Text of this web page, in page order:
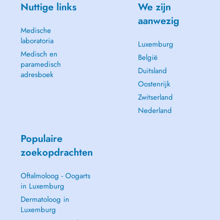
Nuttige links
Medische
laboratoria
Medisch en
paramedisch
adresboek
We zijn
aanwezig
Luxemburg
België
Duitsland
Oostenrijk
Zwitserland
Nederland
Populaire
zoekopdrachten
Oftalmoloog - Oogarts
in Luxemburg
Dermatoloog in
Luxemburg